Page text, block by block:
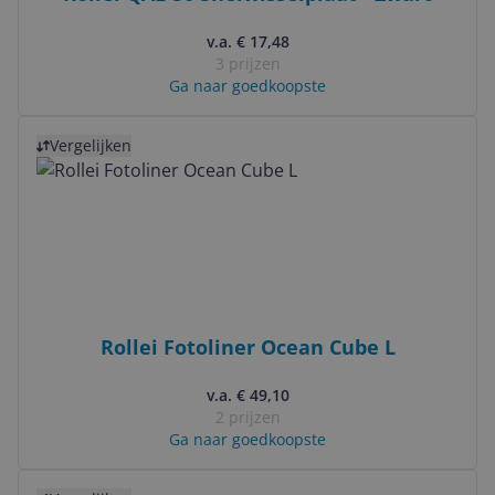
v.a. € 17,48
3 prijzen
Ga naar goedkoopste
Vergelijken
Rollei Fotoliner Ocean Cube L
v.a. € 49,10
2 prijzen
Ga naar goedkoopste